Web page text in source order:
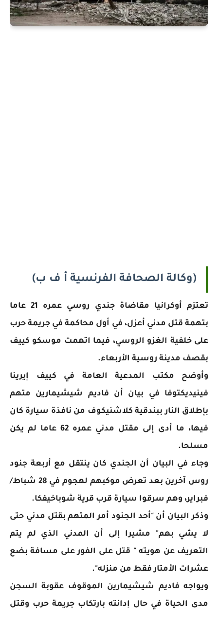
(وكالة الصحافة الفرنسية أ ف ب)
تعتزم أوكرانيا مقاضاة جندي روسي عمره 21 عاما
بتهمة قتل مدني أعزل، في أول محاكمة في جريمة حرب
على خلفية الغزو الروسي، فيما اتهمت موسكو كييف
بقصف مدينة روسية الأربعاء.
وأوضح مكتب المدعية العامة في كييف إيرينا
فينيديكتوفا في بيان أن فاديم شيشيمارين متهم
بإطلاق النار ببندقية كلاشنيكوف من نافذة سيارة كان
فيها، ما أدى إلى مقتل مدني عمره 62 عاما لم يكن
مسلحا.
وجاء في البيان أن الجندي كان ينتقل مع أربعة جنود
روس آخرين بعد تعرض موكبهم لهجوم في 28 شباط/
فبراير، وهم سرقوا سيارة قرب قرية شوباخيفكا.
وذكر البيان أن "أحد الجنود أمر المتهم بقتل مدني حتى
لا يشي بهم" مشيرا إلى أن المدني الذي لم يتم
التعريف عن هويته " قتل على الفور على مسافة بضع
عشرات الأمتار فقط من منزله".
ويواجه فاديم شيشيمارين الموقوف عقوبة السجن
مدى الحياة في حال إدانته بارتكاب جريمة حرب وقتل